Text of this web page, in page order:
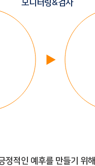
▶
모니터링&검사
정적인 예후를 만들기 위